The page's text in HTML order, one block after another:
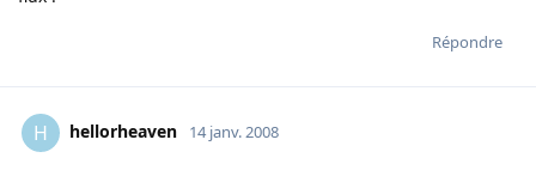
Répondre
H hellorheaven 14 janv. 2008